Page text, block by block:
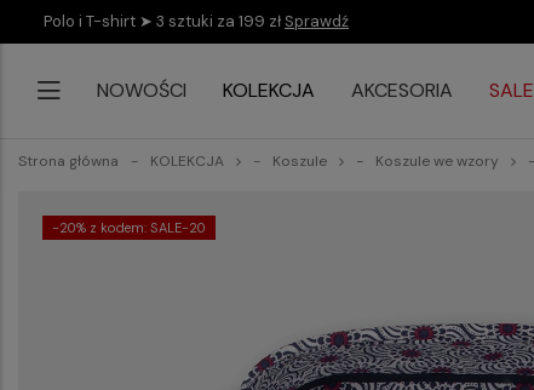
Polo i T-shirt ➤ 3 sztuki za 199 zł Sprawdź
NOWOŚCI KOLEKCJA AKCESORIA SALE
Strona główna KOLEKCJA Koszule Koszule we wzory
-20% z kodem: SALE-20